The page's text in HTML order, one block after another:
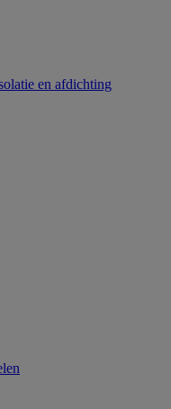
en afdichting